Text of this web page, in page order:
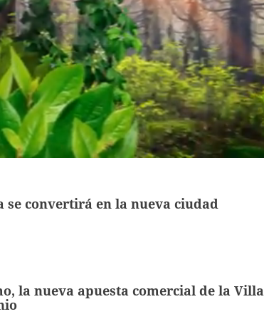
se convertirá en la nueva ciudad
la nueva apuesta comercial de la Villa